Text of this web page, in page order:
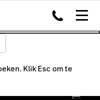
Klik Esc om te